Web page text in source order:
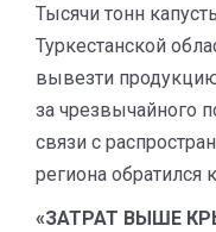
Тысячи тонн
Туркестанской
вывезти
за чрезвычайного
связи с
региона обратился
«ЗАТРАТ ВЫШЕ